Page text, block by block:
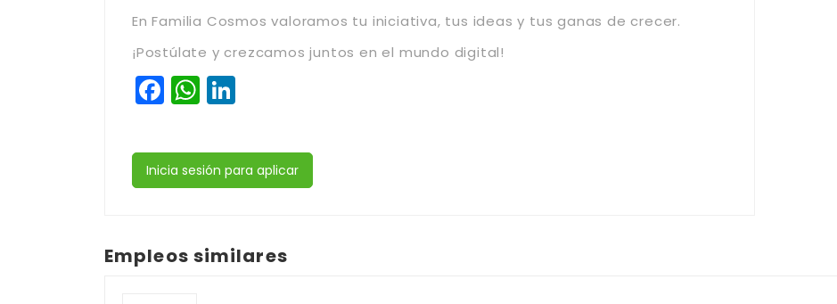
En Familia Cosmos valoramos tu iniciativa, tus ideas y tus ganas de crecer.
¡Postúlate y crezcamos juntos en el mundo digital!
Facebook
WhatsApp
Inicia sesión para aplicar
Empleos similares